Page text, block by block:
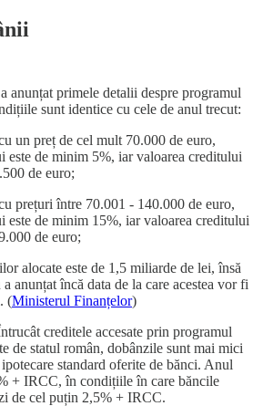
anunțat primele detalii despre programul
sunt identice cu cele de anul trecut:
un preț de cel mult 70.000 de euro,
este de minim 5%, iar valoarea creditului
de euro;
prețuri între 70.001 - 140.000 de euro,
este de minim 15%, iar valoarea creditului
de euro;
alocate este de 1,5 miliarde de lei, însă
anunțat încă data de la care acestea vor fi
(Ministerul Finanțelor)
creditele accesate prin programul
de statul român, dobânzile sunt mai mici
standard oferite de bănci. Anul
+ IRCC, în condițiile în care băncile
de cel puțin 2,5% + IRCC.